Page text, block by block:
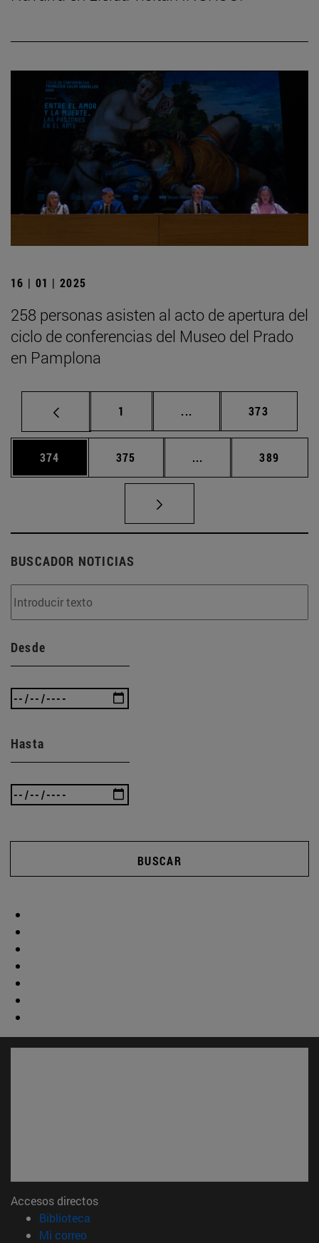
16 | 01 | 2025
258 personas asisten al acto de apertura del
ciclo de conferencias del Museo del Prado
en Pamplona
Página
1 ... Páginas intermedias
Página
373
Página
374 Página
375 ... Páginas intermedias
Página
389
BUSCADOR NOTICIAS
Desde
Hasta
BUSCAR
Accesos directos
Biblioteca
Mi correo(abre en nueva ventana)